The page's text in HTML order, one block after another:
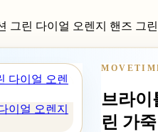
그린 다이얼 오렌지 핸즈 그
이얼 오렌지
브라이
린 가